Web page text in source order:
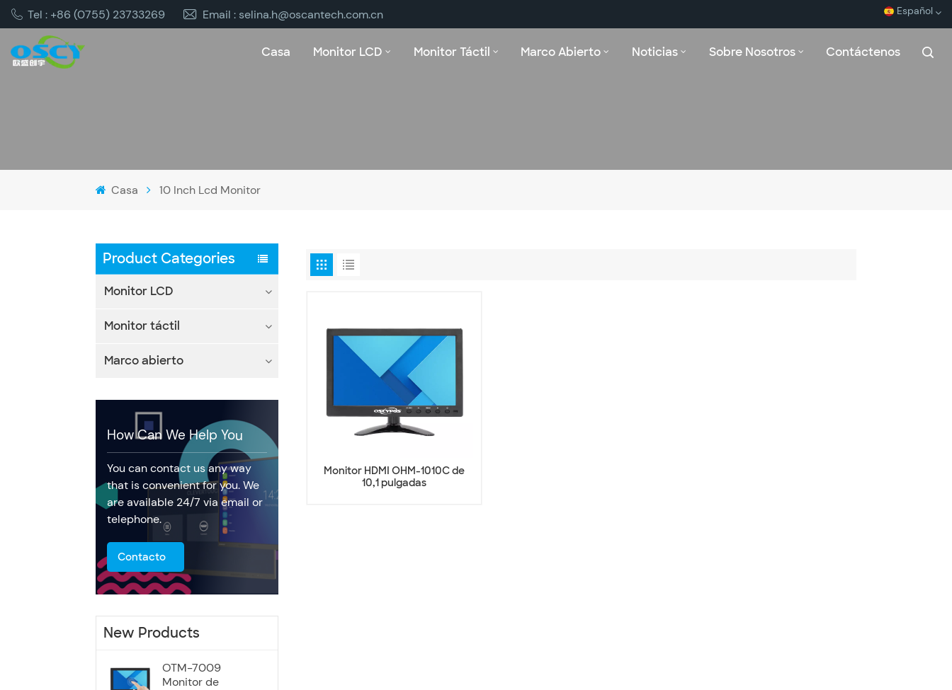
Tel : +86 (0755) 23733269 Email : selina.h@oscantech.com.cn Español
بالعربية
Casa Monitor LCD Monitor Táctil Marco Abierto Noticias Sobre Nosotros Contáctenos
Casa 10 Inch Lcd Monitor
Product Categories
Monitor LCD
Monitor táctil
Marco abierto
How Can We Help You
You can contact us any way
that is convenient for you. We
are available 24/7 via email or
telephone.
Contacto
New Products
OTM-7009
Monitor de
Monitor HDMI OHM-1010C de
10,1 pulgadas